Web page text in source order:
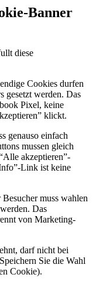
Banner
diese
Cookies durfen
gesetzt werden. Das
Pixel, keine
klickt.
genauso einfach
mussen gleich
akzeptieren”-
Link ist keine
Besucher muss wahlen
Das
von Marketing-
darf nicht bei
Sie die Wahl
Cookie).